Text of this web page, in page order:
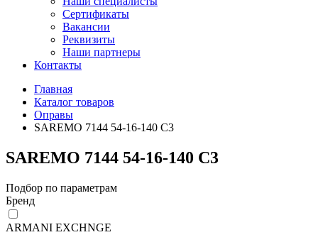
Сертификаты
Вакансии
Реквизиты
Наши партнеры
Контакты
Главная
Каталог товаров
Оправы
SAREMO 7144 54-16-140 C3
SAREMO 7144 54-16-140 C3
Подбор по параметрам
Бренд
ARMANI EXCHNGE